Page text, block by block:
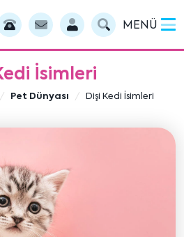
MENÜ
İsimleri
Pet Dünyası Dişi Kedi İsimleri